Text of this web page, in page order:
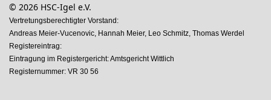
© 2026 HSC-Igel e.V.
Vertretungsberechtigter Vorstand:
Andreas Meier-Vucenovic, Hannah Meier, Leo Schmitz, Thomas Werdel
Registereintrag:
Eintragung im Registergericht: Amtsgericht Wittlich
Registernummer: VR 30 56